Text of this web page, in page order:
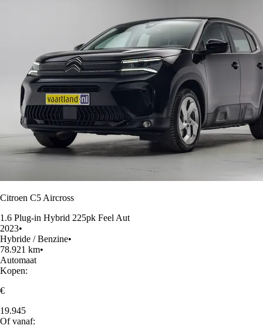
Citroen C5 Aircross
1.6 Plug-in Hybrid 225pk Feel Aut
2023•
Hybride / Benzine•
78.921 km•
Automaat
Kopen:
€
19.945
Of vanaf: